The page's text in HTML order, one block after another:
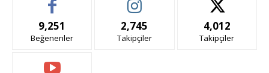
9,251
Beğenenler
2,745
Takipçiler
4,012
Takipçiler